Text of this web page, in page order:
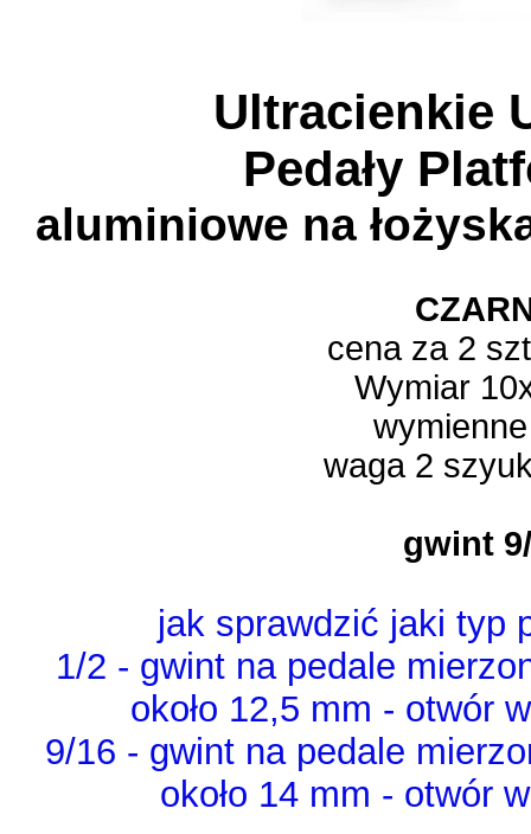
Ultracienkie
Pedały
aluminiowe na
cena za 2
Wymiar
waga 2
gwint
jak sprawdzić jaki typ
1/2 - gwint na pedale
około 12,5 mm - otwór
9/16 - gwint na pedale
około 14 mm - otwór